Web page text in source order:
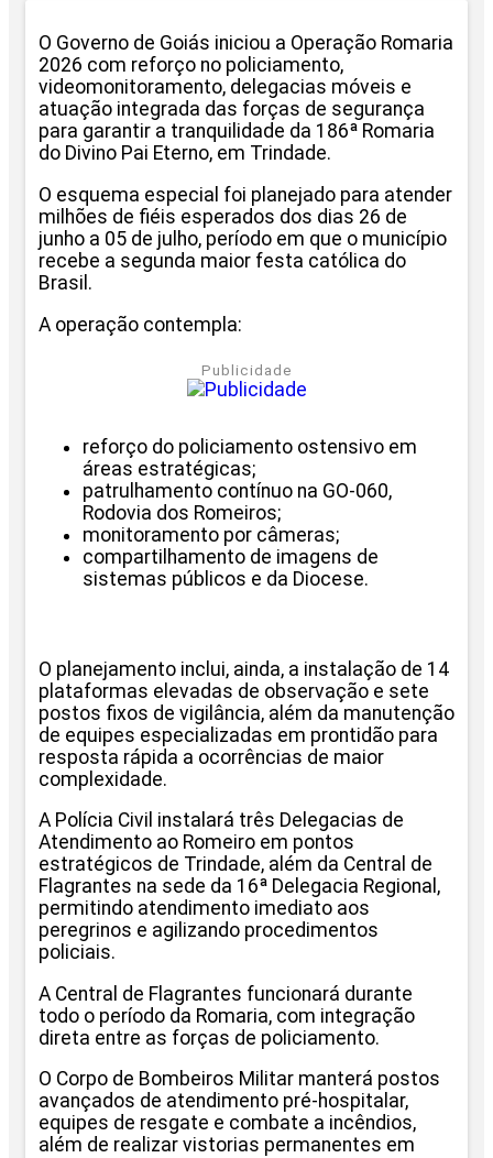
O Governo de Goiás iniciou a Operação Romaria
2026 com reforço no policiamento,
videomonitoramento, delegacias móveis e
atuação integrada das forças de segurança
para garantir a tranquilidade da 186ª Romaria
do Divino Pai Eterno, em Trindade.
O esquema especial foi planejado para atender
milhões de fiéis esperados dos dias 26 de
junho a 05 de julho, período em que o município
recebe a segunda maior festa católica do
Brasil.
A operação contempla:
Publicidade
reforço do policiamento ostensivo em
áreas estratégicas;
patrulhamento contínuo na GO-060,
Rodovia dos Romeiros;
monitoramento por câmeras;
compartilhamento de imagens de
sistemas públicos e da Diocese.
O planejamento inclui, ainda, a instalação de 14
plataformas elevadas de observação e sete
postos fixos de vigilância, além da manutenção
de equipes especializadas em prontidão para
resposta rápida a ocorrências de maior
complexidade.
A Polícia Civil instalará três Delegacias de
Atendimento ao Romeiro em pontos
estratégicos de Trindade, além da Central de
Flagrantes na sede da 16ª Delegacia Regional,
permitindo atendimento imediato aos
peregrinos e agilizando procedimentos
policiais.
A Central de Flagrantes funcionará durante
todo o período da Romaria, com integração
direta entre as forças de policiamento.
O Corpo de Bombeiros Militar manterá postos
avançados de atendimento pré-hospitalar,
equipes de resgate e combate a incêndios,
além de realizar vistorias permanentes em